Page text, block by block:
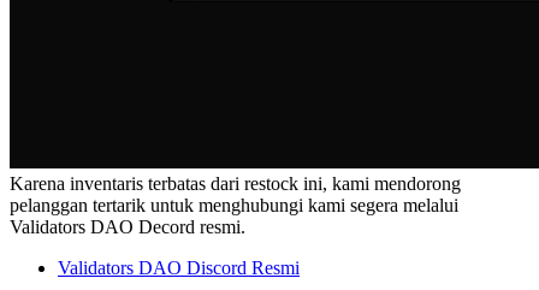
Karena inventaris terbatas dari restock ini, kami mendorong
pelanggan tertarik untuk menghubungi kami segera melalui
Validators DAO Decord resmi.
Validators DAO Discord Resmi